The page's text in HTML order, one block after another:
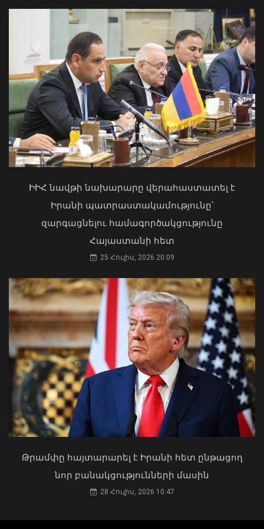
Տ4 տրոլեյբուսը կերթևեկի փոփոխված
երթուղով
06 Օգոստոս, 2026 18:10
«Օձուն» ապրանքանիշի գազավորված
ըմպելիքների արտադրամասի
արտադրական գործունեությունը
կասեցվել է
06 Օգոստոս, 2026 18:01
Մկրտության արարողությունից հետո
Արտաշատում 14 մարդ թունավորման
02 Օգոստոս, 2026 15:06
Երևանի Կենտրոնում պետության
սեփականության իրավունքն է
վերականգնվել 51,9 քմ նկուղային
տարածքի և հողամասի նկատմամբ
31 Հուլիս, 2026 15:26
ԻԻՀ նավթի նախարարը վերահաստատել է
Իրանի պատրաստակամությունը՝
զարգացնելու համագործակցությունը
Հայաստանի հետ
25 Հուլիս, 2026 20:09
Թրամփը հայտարարել է Իրանի հետ ընթացող
նոր բանակցությունների մասին
28 Հուլիս, 2026 10:47